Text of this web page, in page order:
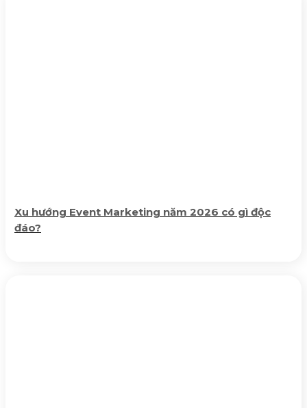
Xu hướng Event Marketing năm 2026 có gì độc
đáo?